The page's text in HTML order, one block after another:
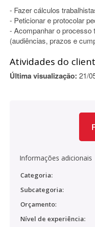
- Fazer cálculos
- Peticionar e protocolar
- Acompanhar o processo
(audiências, prazos e
Atividades do
Última visualização: 21/
Informações adicionais
Categoria:
Subcategoria:
Orçamento:
Nível de experiência: